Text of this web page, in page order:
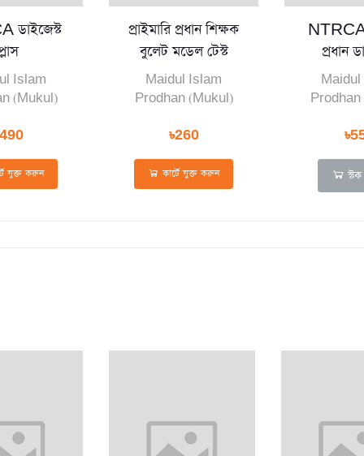
ডাইজেস্ট
Islam
(Mukul)
যুক্ত করুন
প্রাইমারি প্রধান শিক্ষক
বুলেট মডেল টেস্ট
Maidul Islam
Prodhan (Mukul)
৳260
কার্টে যুক্ত করুন
NTRCA
প্রধান